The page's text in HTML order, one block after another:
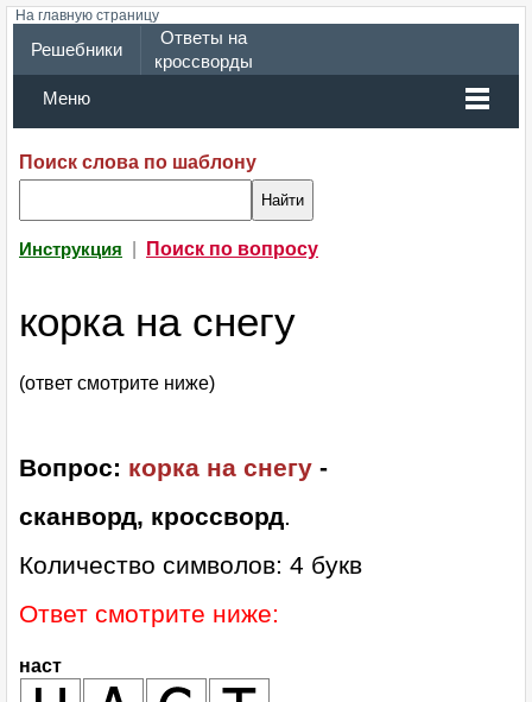
На главную страницу
Решебники
Ответы на
кроссворды
Меню
Поиск слова по шаблону
Инструкция Поиск по вопросу
корка на снегу
(ответ смотрите ниже)
Вопрос: корка на снегу -
сканворд, кроссворд.
Количество символов: 4 букв
Ответ смотрите ниже:
наст